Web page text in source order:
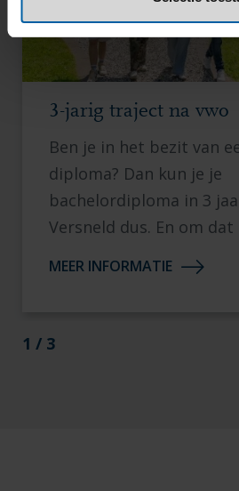
3-jarig traject na vwo
Ben je in het bezit van
diploma? Dan kun je je
bachelordiploma in 3
Versneld dus. En om
programma gemaakt,
Lees meer over
MEER INFORMATIE
1 / 3